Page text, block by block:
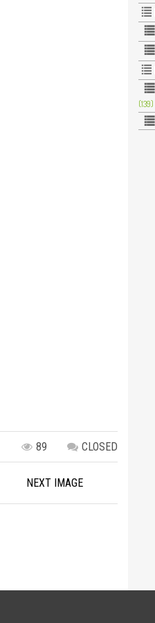
89 CLOSED
NEXT IMAGE
(139)